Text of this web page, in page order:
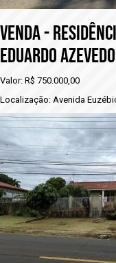
vENDA -
EDUARDO AZEVEDO
Valor: R$ 750.000,00
Localização: Avenida